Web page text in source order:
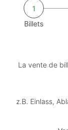
1
Billets
La vente de
z.B. Einlass,